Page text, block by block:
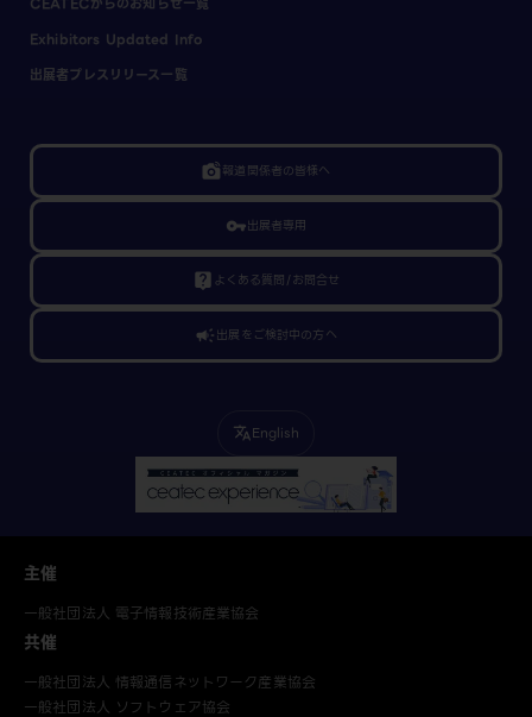
Exhibitors Updated Info
出展者プレスリリース一覧
linked_camera報道関係者の皆様へ
vpn_key出展者専用
live_help よくある質問/お問合せ
campaign出展をご検討中の方へ
translateEnglish
主催
一般社団法人 電子情報技術産業協会
共催
一般社団法人 情報通信ネットワーク産業協会
一般社団法人 ソフトウェア協会